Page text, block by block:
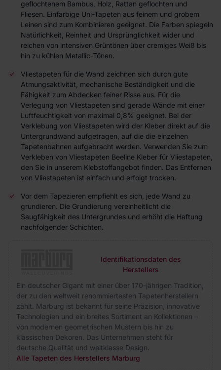
geflochtenem Bambus, Holz, Rattan geflochten und
Fliesen. Einfarbige Uni-Tapeten aus feinem und grobem
Leinen sind zum Kombinieren geeignet. Die Farben spiegeln
Natürlichkeit, Reinheit und Ursprünglichkeit wider und
reichen von intensiven Grüntönen über cremiges Weiß bis
hin zu kühlen Metallic-Tönen.
Vliestapeten für die Wand zeichnen sich durch gute
Atmungsaktivität, mechanische Beständigkeit und die
Fähigkeit zum Abdecken feiner Risse aus. Für die
Verlegung von Vliestapeten sind gerade Wände mit einer
Luftfeuchtigkeit von maximal 0,8% geeignet. Bei der
Verklebung von Vliestapeten wird der Kleber direkt auf die
Untergrundwand aufgetragen, auf die die einzelnen
Tapetenbahnen aufgebracht werden. Verwenden Sie zum
Verkleben von Vliestapeten Beeline Kleber für Vliestapeten,
den Sie in unserem Klebstoffangebot finden. Das Entfernen
von Vliestapeten ist einfach und erfolgt trocken.
Vor dem Tapezieren empfiehlt es sich, jede Wand zu
grundieren. Die Grundierung vereinheitlicht die
Saugfähigkeit des Untergrundes und erhöht die Haftung
nachfolgender Schichten.
Identifikationsdaten des
Herstellers
Ein deutscher Gigant mit einer über 170-jährigen Tradition,
der zu den weltweit renommiertesten Tapetenherstellern
zählt. Marburg ist bekannt für seine Präzision, innovative
Technologien und ein breites Sortiment an Kollektionen –
von modernen geometrischen Mustern bis hin zu
klassischen Dekoren. Das Unternehmen steht für
deutsche Qualität und weltklasse Design.
Alle Tapeten des Herstellers Marburg